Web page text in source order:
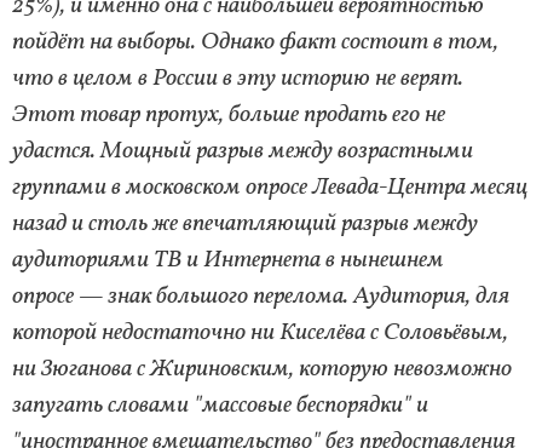
пойдёт на выборы. Однако факт состоит в том,
что в целом в России в эту историю не верят.
Этот товар протух, больше продать его не
удастся. Мощный разрыв между возрастными
группами в московском опросе Левада-Центра месяц
назад и столь же впечатляющий разрыв между
аудиториями ТВ и Интернета в нынешнем
опросе — знак большого перелома. Аудитория, для
которой недостаточно ни Киселёва с Соловьёвым,
ни Зюганова с Жириновским, которую невозможно
запугать словами "массовые беспорядки" и